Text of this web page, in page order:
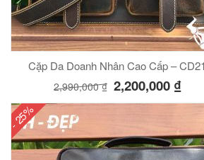
Cặp Da Doanh Nhân Cao Cấp – CD21
2,990,000₫ 2,200,000 ₫
- 25%